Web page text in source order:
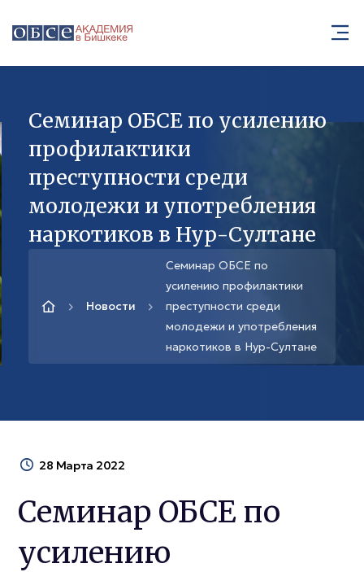
Семинар ОБСЕ по усилению
профилактики
преступности среди
молодежи и употребления
наркотиков в Нур-Султане
Новости
Семинар ОБСЕ по
усилению профилактики
преступности среди
молодежи и употребления
наркотиков в Нур-Султане
28 Марта 2022
Семинар ОБСЕ по
усилению